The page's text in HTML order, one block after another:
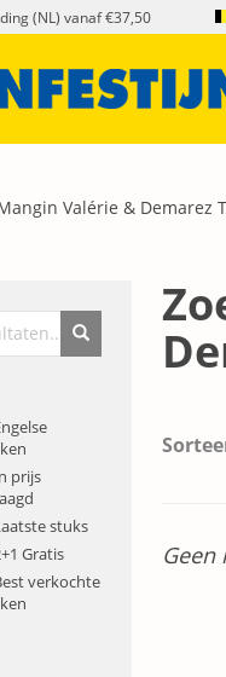
(NL) vanaf €37,50
Valérie & Demarez
prijs
stuks
Gratis
verkochte
Geen